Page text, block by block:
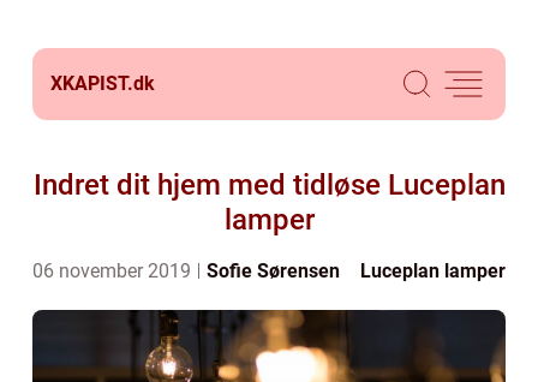
XKAPIST.dk
Indret dit hjem med tidløse Luceplan
lamper
06 november 2019 Sofie Sørensen Luceplan lamper